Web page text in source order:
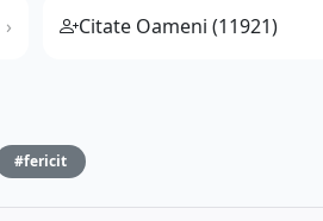
Citate Oameni (11921)
#fericit